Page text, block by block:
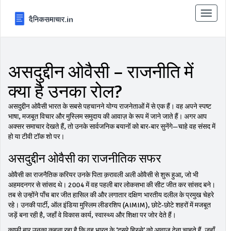
टॉगल
से
असदुद्दीन ओवैसी – राजनीति में
क्या है उनका रोल?
असदुद्दीन ओवैसी भारत के सबसे पहचानने योग्य राजनेताओं में से एक हैं। वह अपने स्पष्ट
भाषा, मजबूत विचार और मुस्लिम समुदाय की आवाज़ के रूप में जाने जाते हैं। अगर आप
अक्सर समाचार देखते हैं, तो उनके सार्वजनिक बयानों को बार‑बार सुनेंगे—चाहे वह संसद में
हो या टीवी टॉक शो पर।
असदुद्दीन ओवैसी का राजनीतिक सफर
ओवैसी का राजनैतिक करियर उनके पिता क़रावली अली ओवैसी से शुरू हुआ, जो भी
अहमदनगर से सांसद थे। 2004 में वह पहली बार लोकसभा की सीट जीत कर सांसद बने।
तब से उन्होंने पाँच बार जीत हासिल की और लगातार दक्षिण भारतीय दलील के प्रमुख चेहरे
रहे। उनकी पार्टी, ऑल इंडिया मुस्लिम लीडरशिप (AIMIM), छोटे‑छोटे शहरों में मजबूत
जड़ें बना रही है, जहाँ वे विकास कार्य, स्वास्थ्य और शिक्षा पर जोर देते हैं।